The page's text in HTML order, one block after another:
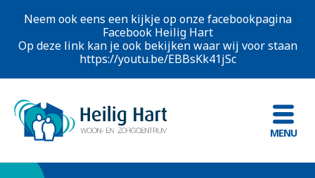
Neem ook eens een kijkje op onze facebookpagina
Facebook Heilig Hart
Op deze link kan je ook bekijken waar wij voor staan
https://youtu.be/EBBsKk41jSc
MENU